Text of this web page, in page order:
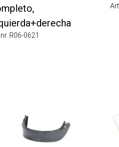
R06-0621